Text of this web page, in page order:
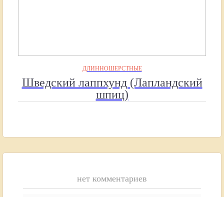
ДЛИННОШЕРСТНЫЕ
Шведский лаппхунд (Лапландский
шпиц)
нет комментариев